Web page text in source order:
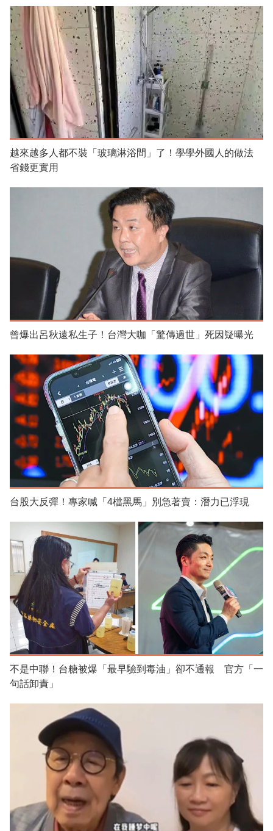
越來越多人都不裝「玻璃淋浴間」了！學學外國人的做法
省錢更實用
曾爆出呂秋遠私生子！台灣大咖「驚傳過世」死因疑曝光
台股大反彈！專家喊「4檔黑馬」別急著賣：潛力已浮現
不是中聯！台糖被爆「最早驗到毒油」卻不通報 官方「一
句話卸責」